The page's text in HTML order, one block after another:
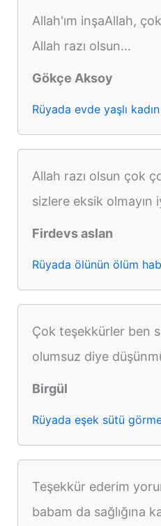
Allah'ım inşaAllah,
Allah razı olsun...
Gökçe Aksoy
Rüyada evde yaşlı
Allah razı olsun çok
sizlere eksik olmayın
Firdevs aslan
Rüyada ölünün ölüm
Çok teşekkürler ben
olumsuz diye
Birgül
Rüyada eşek sütü
Teşekkür ederim
babam da sağlığına